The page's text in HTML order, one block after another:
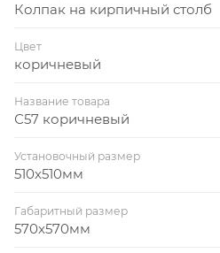
Колпак на кирпичный столб
Цвет
коричневый
Название товара
С57 коричневый
Установочный размер
510х510мм
Габаритный размер
570х570мм